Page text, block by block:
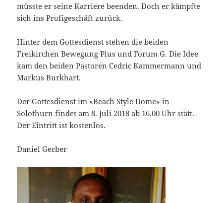
müsste er seine Karriere beenden. Doch er kämpfte
sich ins Profigeschäft zurück.
Hinter dem Gottesdienst stehen die beiden
Freikirchen Bewegung Plus und Forum G. Die Idee
kam den beiden Pastoren Cedric Kammermann und
Markus Burkhart.
Der Gottesdienst im «Beach Style Dome» in
Solothurn findet am 8. Juli 2018 ab 16.00 Uhr statt.
Der Eintritt ist kostenlos.
Daniel Gerber